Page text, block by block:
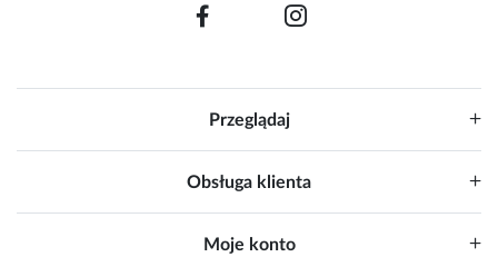
Przeglądaj
Obsługa klienta
Moje konto